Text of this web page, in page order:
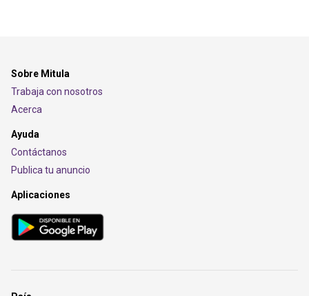
Sobre Mitula
Trabaja con nosotros
Acerca
Ayuda
Contáctanos
Publica tu anuncio
Aplicaciones